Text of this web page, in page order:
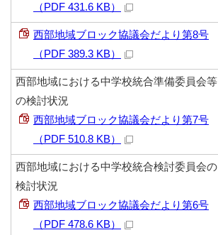
（PDF 431.6 KB）
西部地域ブロック協議会だより第8号
（PDF 389.3 KB）
西部地域における中学校統合準備委員会等
の検討状況
西部地域ブロック協議会だより第7号
（PDF 510.8 KB）
西部地域における中学校統合検討委員会の
検討状況
西部地域ブロック協議会だより第6号
（PDF 478.6 KB）